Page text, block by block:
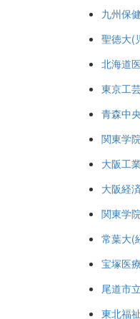
九州保
聖徳大(
北海道
東京工
青森中
関東学
大阪工
大阪経
関東学
常葉大(
宝塚医
尾道市
東北福